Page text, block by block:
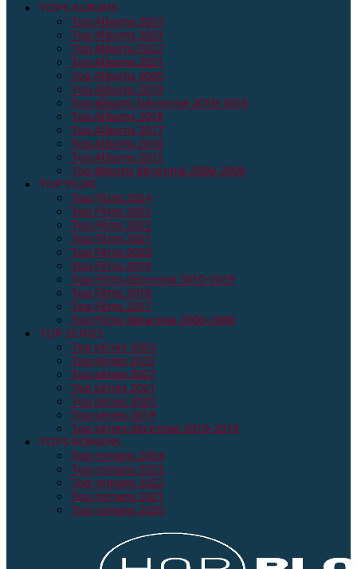
TOPS ALBUMS
Top Albums 2024
Top Albums 2023
Top Albums 2022
Top Albums 2021
Top Albums 2020
Top Albums 2019
Top albums Décennie 2010-2019
Top Albums 2018
Top Albums 2017
Top Albums 2016
Top Albums 2015
Top albums décennie 2000-2009
TOP FILMS
Top Films 2024
Top Films 2023
Top Films 2022
Top Films 2021
Top Films 2020
Top Films 2019
Top Films décennie 2010-2019
Top Films 2018
Top Films 2017
Top Films décennie 2000-2009
TOP SERIES
Top séries 2024
Top séries 2023
Top séries 2022
Top séries 2021
Top séries 2020
Top séries 2019
Top séries décennie 2010-2019
TOPS ROMANS
Top romans 2024
Top romans 2023
Top romans 2022
Top romans 2021
Top romans 2020